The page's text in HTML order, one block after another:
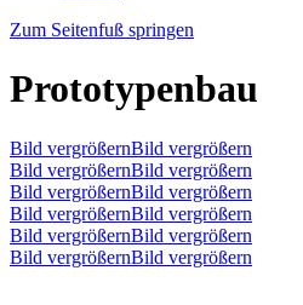
Zum Seitenfuß springen
Prototypenbau
Bild vergrößernBild vergrößern
Bild vergrößernBild vergrößern
Bild vergrößernBild vergrößern
Bild vergrößernBild vergrößern
Bild vergrößernBild vergrößern
Bild vergrößernBild vergrößern